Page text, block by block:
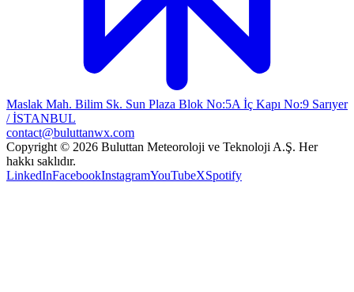
Maslak Mah. Bilim Sk. Sun Plaza Blok No:5A İç Kapı No:9 Sarıyer
/ İSTANBUL
contact@buluttanwx.com
Copyright © 2026 Buluttan Meteoroloji ve Teknoloji A.Ş. Her
hakkı saklıdır.
LinkedInFacebookInstagramYouTubeXSpotify